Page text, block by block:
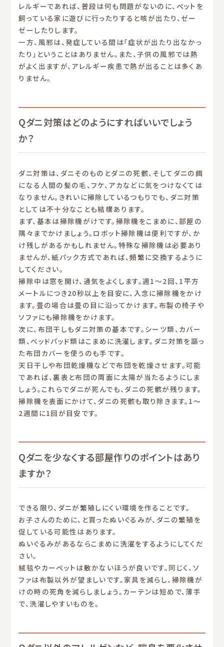
レルギーであれば、普段は何も問題がないのに、ペットを
飼っている家に遊びに行ったりすると咳が出たり、ゼー
ゼーしたりします。
一方、風邪は、発症している間は「症状が出たり出なかっ
たり」ということはありません。また、子供の風邪では熱
がよく出ますが、アレルギー疾患で熱が出ることは多くあ
りません。
Qダニ対策はどのようにすればいいでしょう
か？
ダニ対策は、ダニそのものとダニの死骸、そしてダニの餌
になる人間の髪の毛、フケ、アカなどに気をつけなくては
なりません。きれいに掃除しているつもりでも、ダニ対策
としては不十分なことも結構あります。
まず、基本は掃除機がけです。掃除機をこまめに、部屋の
隅々までかけましょう。ロボット掃除機は便利ですが、か
け残しがあるかもしれません。特殊な掃除機は必要あり
ませんが、紙パック方式であれば、頻繁に交換するように
してください。
掃除中は窓を開け、通気をよくします。週1〜2回、1平方
メートルにつき20秒以上を目安に、入念に掃除機をかけ
ます。畳の場合は畳の目に沿ってかけます。布製の椅子や
ソファにも掃除機をかけます。
次に、布団干しもダニ対策の基本です。シーツ類、カバー
類、ベッドパッド類はこまめに洗濯します。ダニ対策を謳っ
た布団カバーを使うのも手です。
天日干しや布団乾燥機などで布団を乾燥させます。可能
であれば、裏表と布団の両面に太陽が当たるようにしま
しょう。これらでダニが死んでも、ダニの死骸が残ります。
掃除機を表面にかけて、ダニの死骸も取り除きます。1〜
2週間に1回が目安です。
Qダニを少なくする部屋作りのポイントはあり
ますか？
できる限り、ダニが繁殖しにくい環境を作ることです。
お子さんのために、と買ったぬいぐるみが、ダニの繁殖を
促している可能性はあります。
ぬいぐるみがあるならこまめに洗濯をするようにしてくだ
さい。
絨毯やカーペットは敷かないほうが良いです。同じく、ソ
ファは布製以外が望ましいです。家具を減らし、掃除機が
けの時の死角を減らしましょう。カーテンは短めで、薄手
で、洗濯しやすいものを。